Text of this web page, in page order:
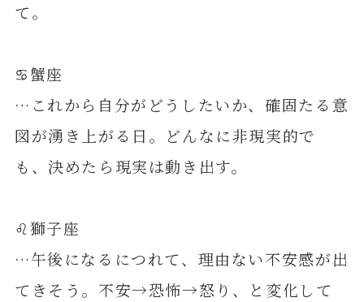
て。
♋️蟹座
…これから自分がどうしたいか、確固たる意
図が湧き上がる日。どんなに非現実的で
も、決めたら現実は動き出す。
♌️獅子座
…午後になるにつれて、理由ない不安感が出
てきそう。不安→恐怖→怒り、と変化して